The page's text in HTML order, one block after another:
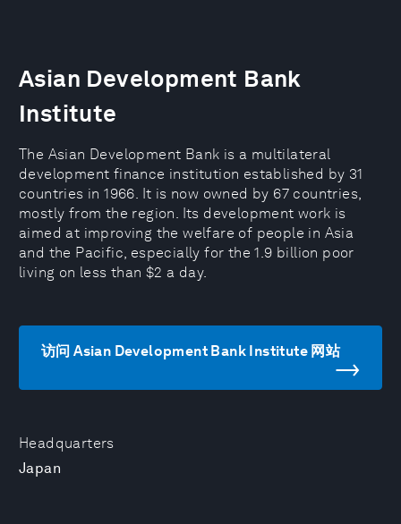
Headquarters
Japan
Asian Development Bank
Institute
The Asian Development Bank is a multilateral
development finance institution established by 31
countries in 1966. It is now owned by 67 countries,
mostly from the region. Its development work is
aimed at improving the welfare of people in Asia
and the Pacific, especially for the 1.9 billion poor
living on less than $2 a day.
访问 Asian Development Bank Institute 网站